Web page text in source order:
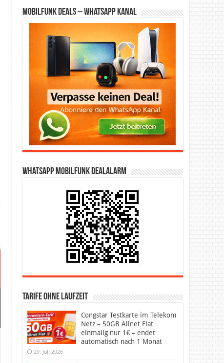
Mobilfunk Deals – WhatsApp Kanal
WhatsApp Mobilfunk DealAlarm
Tarife ohne Laufzeit
Congstar Testkarte im Telekom
Netz – 50GB Allnet Flat
einmalig nur 1€ – endet
automatisch nach 1 Monat
29. Juli 2026